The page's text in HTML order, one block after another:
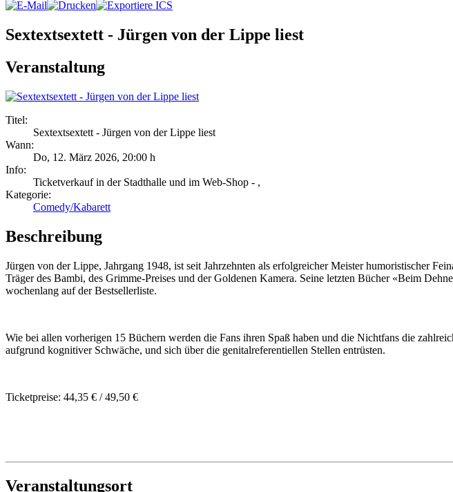
Sextextsextett - Jürgen von der Lippe liest
Veranstaltung
Titel:
Sextextsextett - Jürgen von der Lippe liest
Wann:
Do, 12. März 2026, 20:00 h
Info:
Ticketverkauf in der Stadthalle und im Web-Shop - ,
Kategorie:
Comedy/Kabarett
Beschreibung
Jürgen von der Lippe, Jahrgang 1948, ist seit Jahrzehnten als erfolgreicher Meister humoristischer
Träger des Bambi, des Grimme-Preises und der Goldenen Kamera. Seine letzten Bücher «Beim
wochenlang auf der Bestsellerliste.
Wie bei allen vorherigen 15 Büchern werden die Fans ihren Spaß haben und die Nichtfans die
aufgrund kognitiver Schwäche, und sich über die genitalreferentiellen Stellen entrüsten.
Ticketpreise: 44,35 € / 49,50 €
Veranstaltungsort